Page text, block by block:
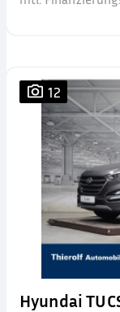
12
Hyundai